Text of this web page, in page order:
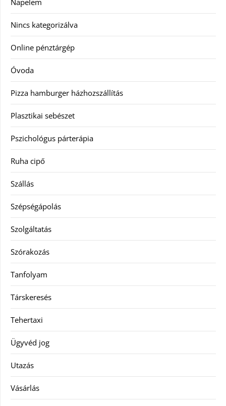
Nincs kategorizálva
Online pénztárgép
Óvoda
Pizza hamburger házhozszállítás
Plasztikai sebészet
Pszichológus párterápia
Ruha cipő
Szállás
Szépségápolás
Szolgáltatás
Szórakozás
Tanfolyam
Társkeresés
Tehertaxi
Ügyvéd jog
Utazás
Vásárlás